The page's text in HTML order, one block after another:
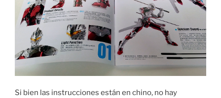
Si bien las instrucciones están en chino, no hay